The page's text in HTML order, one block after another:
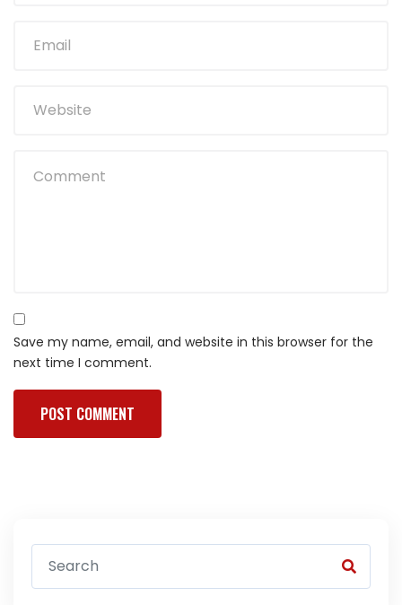
Save my name, email, and website in this browser for the
next time I comment.